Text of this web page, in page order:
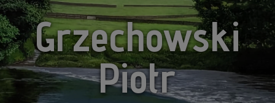
Grzechowski
Piotr